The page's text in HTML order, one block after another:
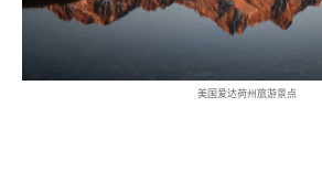
美国爱达荷州旅游景点